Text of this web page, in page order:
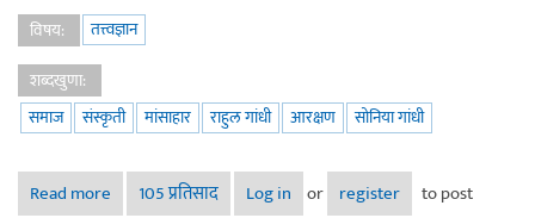
विषय:
तत्त्वज्ञान
शब्दखुणा:
समाज
संस्कृती मांसाहार राहुल गांधी आरक्षण सोनिया गांधी
Read more about अमीर खानच्या पोस्टरच्या निमित्ताने !
105 प्रतिसाद Log in or register
to post